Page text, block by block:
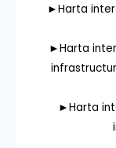
►Harta
►Harta
►Harta